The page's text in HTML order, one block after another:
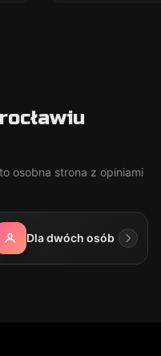
osobna strona z opiniami
Dla dwóch osób